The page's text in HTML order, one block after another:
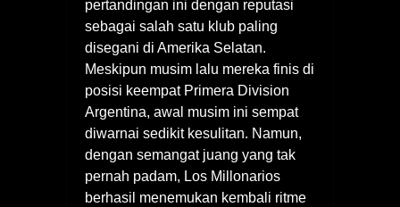
pertandingan ini dengan reputasi
sebagai salah satu klub paling
disegani di Amerika Selatan.
Meskipun musim lalu mereka finis di
posisi keempat Primera Division
Argentina, awal musim ini sempat
diwarnai sedikit kesulitan. Namun,
dengan semangat juang yang tak
pernah padam, Los Millonarios
berhasil menemukan kembali ritme